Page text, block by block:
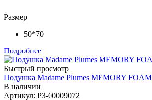
Размер
50*70
Подробнее
Быстрый просмотр
Подушка Madame Plumes MEMORY FOAM
В наличии
Артикул: РЗ-00009072